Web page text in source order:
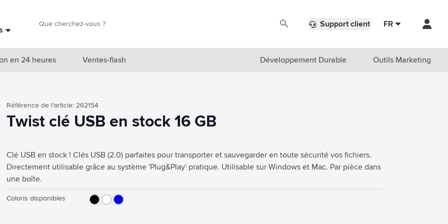
Marques
Thèmes
Accessoires boissons
Sacs & Voyage
Cuisiner & Vivre
Produits de soin
Support client FR
en 24 heures Ventes-flash Développement Durable Outils Marketing
Référence de l'article: 262154
Twist clé USB en stock 16 GB
Clé USB en stock ! Clés USB (2.0) parfaites pour transporter et sauvegarder en toute sécurité vos fichiers.
Directement utilisable grâce au système 'Plug&Play' pratique. Utilisable sur Windows et Mac. Par pièce dans
une boîte.
Coloris disponibles